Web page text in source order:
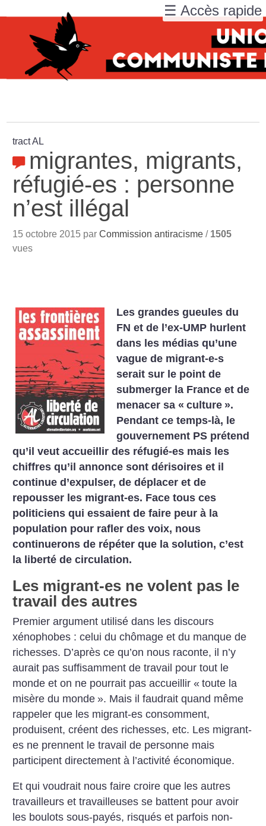
tract AL
migrantes, migrants,
réfugié-es : personne
n’est illégal
15 octobre 2015 parCommission antiracisme / 1505
vues
Les grandes gueules du
FN et de l’ex-UMP hurlent
dans les médias qu’une
vague de migrant-e-s
serait sur le point de
submerger la France et de
menacer sa « culture ».
Pendant ce temps-là, le
gouvernement PS prétend
qu’il veut accueillir des réfugié-es mais les
chiffres qu’il annonce sont dérisoires et il
continue d’expulser, de déplacer et de
repousser les migrant-es. Face tous ces
politiciens qui essaient de faire peur à la
population pour rafler des voix, nous
continuerons de répéter que la solution, c’est
la liberté de circulation.
Les migrant-es ne volent pas le
travail des autres
Premier argument utilisé dans les discours
xénophobes : celui du chômage et du manque de
richesses. D’après ce qu’on nous raconte, il n’y
aurait pas suffisamment de travail pour tout le
monde et on ne pourrait pas accueillir « toute la
misère du monde ». Mais il faudrait quand même
rappeler que les migrant-es consomment,
produisent, créent des richesses, etc. Les migrant-
es ne prennent le travail de personne mais
participent directement à l’activité économique.
Et qui voudrait nous faire croire que les autres
travailleurs et travailleuses se battent pour avoir
les boulots sous-payés, risqués et parfois non-
☰ Accès rapide